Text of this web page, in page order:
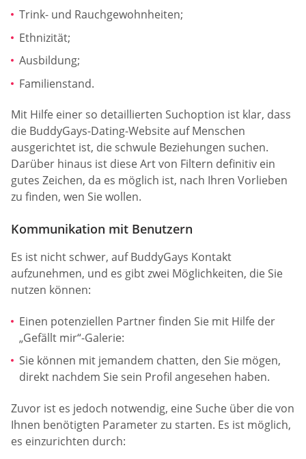
Trink- und Rauchgewohnheiten;
Ethnizität;
Ausbildung;
Familienstand.
Mit Hilfe einer so detaillierten Suchoption ist klar, dass
die BuddyGays-Dating-Website auf Menschen
ausgerichtet ist, die schwule Beziehungen suchen.
Darüber hinaus ist diese Art von Filtern definitiv ein
gutes Zeichen, da es möglich ist, nach Ihren Vorlieben
zu finden, wen Sie wollen.
Kommunikation mit Benutzern
Es ist nicht schwer, auf BuddyGays Kontakt
aufzunehmen, und es gibt zwei Möglichkeiten, die Sie
nutzen können:
Einen potenziellen Partner finden Sie mit Hilfe der
„Gefällt mir“-Galerie:
Sie können mit jemandem chatten, den Sie mögen,
direkt nachdem Sie sein Profil angesehen haben.
Zuvor ist es jedoch notwendig, eine Suche über die von
Ihnen benötigten Parameter zu starten. Es ist möglich,
es einzurichten durch: